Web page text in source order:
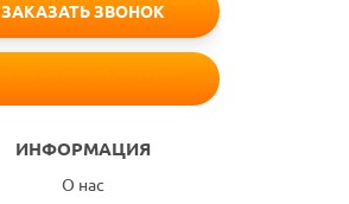
ИНФОРМАЦИЯ
О нас
ЗАКАЗАТЬ ЗВОНОК